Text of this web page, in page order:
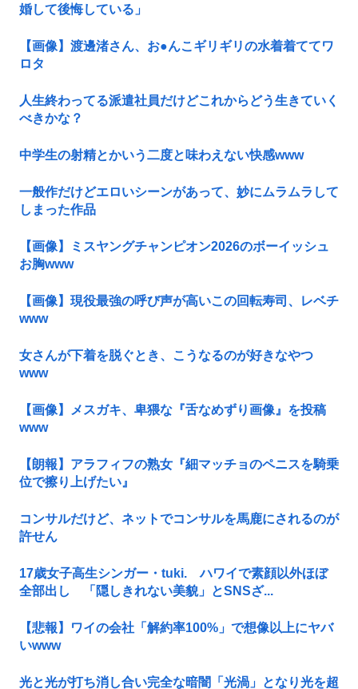
婚して後悔している」
【画像】渡邊渚さん、お●んこギリギリの水着着ててワ
ロタ
人生終わってる派遣社員だけどこれからどう生きていく
べきかな？
中学生の射精とかいう二度と味わえない快感www
一般作だけどエロいシーンがあって、妙にムラムラして
しまった作品
【画像】ミスヤングチャンピオン2026のボーイッシュ
お胸www
【画像】現役最強の呼び声が高いこの回転寿司、レベチ
www
女さんが下着を脱ぐとき、こうなるのが好きなやつ
www
【画像】メスガキ、卑猥な『舌なめずり画像』を投稿
www
【朗報】アラフィフの熟女『細マッチョのペニスを騎乗
位で擦り上げたい』
コンサルだけど、ネットでコンサルを馬鹿にされるのが
許せん
17歳女子高生シンガー・tuki. ハワイで素顔以外ほぼ
全部出し 「隠しきれない美貌」とSNSざ...
【悲報】ワイの会社「解約率100%」で想像以上にヤバ
いwww
光と光が打ち消し合い完全な暗闇「光渦」となり光を超